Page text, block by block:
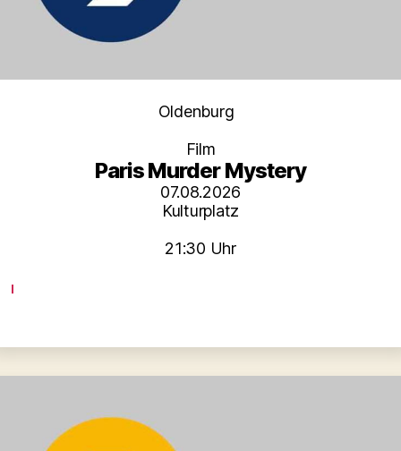
Kategorien
Oldenburg
Film
Paris Murder Mystery
07.08.2026
Kulturplatz
21:30 Uhr